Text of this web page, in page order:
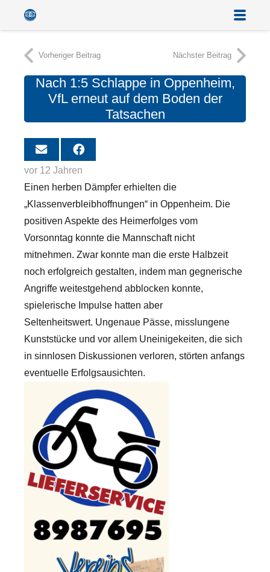
Vorheriger Beitrag Nächster Beitrag
Nach 1:5 Schlappe in Oppenheim,
VfL erneut auf dem Boden der
Tatsachen
vor 12 Jahren
Einen herben Dämpfer erhielten die
„Klassenverbleibhoffnungen“ in Oppenheim. Die
positiven Aspekte des Heimerfolges vom
Vorsonntag konnte die Mannschaft nicht
mitnehmen. Zwar konnte man die erste Halbzeit
noch erfolgreich gestalten, indem man gegnerische
Angriffe weitestgehend abblocken konnte,
spielerische Impulse hatten aber
Seltenheitswert. Ungenaue Pässe, misslungene
Kunststücke und vor allem Uneinigekeiten, die sich
in sinnlosen Diskussionen verloren, störten anfangs
eventuelle Erfolgsausichten.